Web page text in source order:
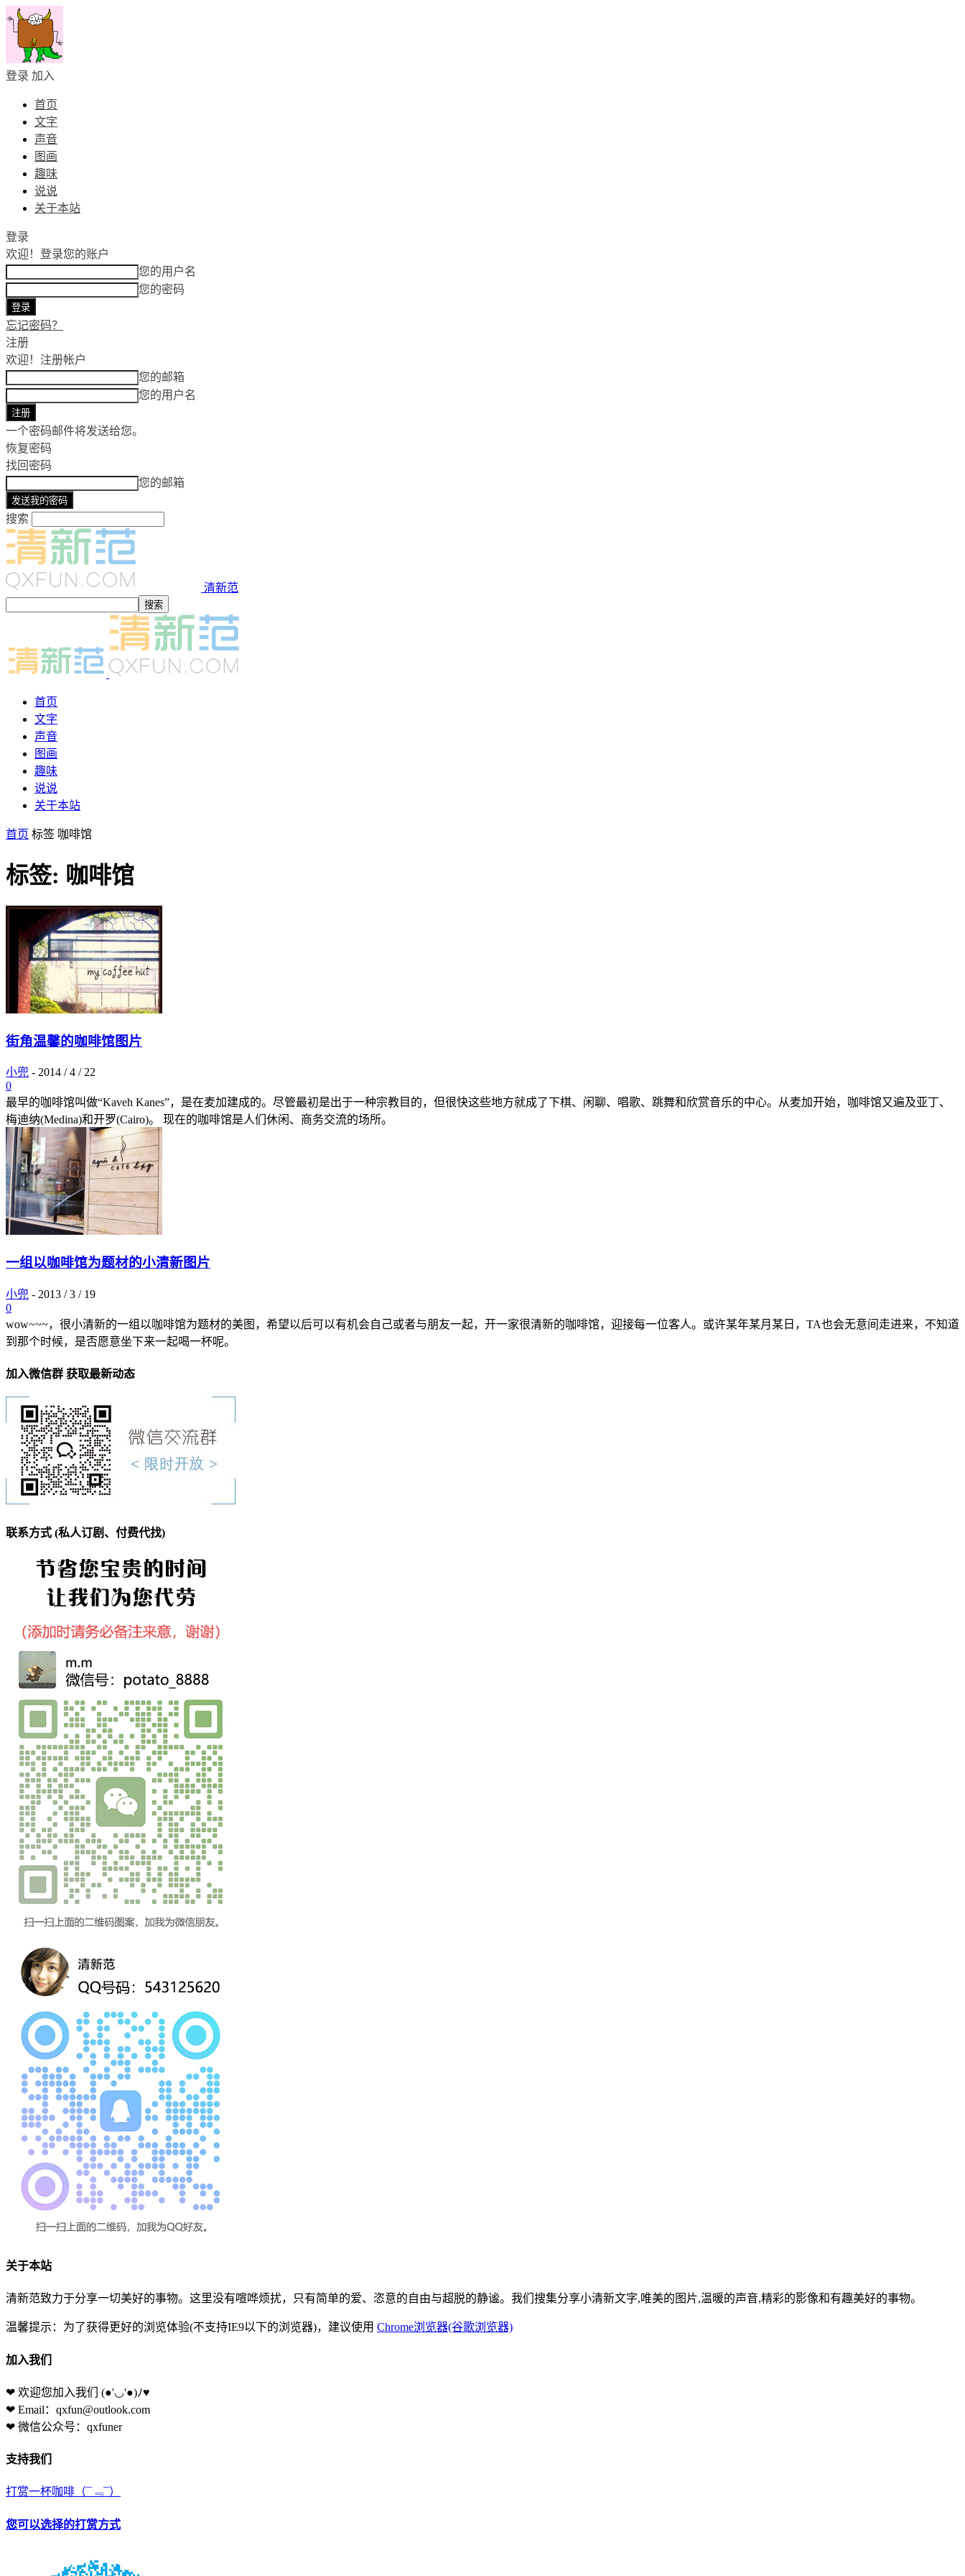
登录 加入
首页
文字
声音
图画
趣味
说说
关于本站
登录
欢迎！ 登录您的账户
您的用户名
您的密码
忘记密码？
注册
欢迎！ 注册帐户
您的邮箱
您的用户名
一个密码邮件将发送给您。
恢复密码
找回密码
您的邮箱
搜索
清新范
首页
文字
声音
图画
趣味
说说
关于本站
首页 标签 咖啡馆
标签: 咖啡馆
街角温馨的咖啡馆图片
小兜 - 2014 / 4 / 22
0
最早的咖啡馆叫做“Kaveh Kanes”，是在麦加建成的。尽管最初是出于一种宗教目的，但很快这些地方就成了下棋、闲聊、唱歌、跳舞和欣赏音乐的中心。从麦加开始，咖啡馆又遍及亚丁、
梅迪纳(Medina)和开罗(Cairo)。 现在的咖啡馆是人们休闲、商务交流的场所。
一组以咖啡馆为题材的小清新图片
小兜 - 2013 / 3 / 19
0
wow~~~，很小清新的一组以咖啡馆为题材的美图，希望以后可以有机会自己或者与朋友一起，开一家很清新的咖啡馆，迎接每一位客人。或许某年某月某日，TA也会无意间走进来，不知道
到那个时候，是否愿意坐下来一起喝一杯呢。
加入微信群 获取最新动态
联系方式 (私人订剧、付费代找)
关于本站
清新范致力于分享一切美好的事物。这里没有喧哗烦扰，只有简单的爱、恣意的自由与超脱的静谧。我们搜集分享小清新文字,唯美的图片,温暖的声音,精彩的影像和有趣美好的事物。
温馨提示：为了获得更好的浏览体验(不支持IE9以下的浏览器)，建议使用 Chrome浏览器(谷歌浏览器)
加入我们
❤ 欢迎您加入我们 (●'◡'●)ﾉ♥
❤ Email：qxfun@outlook.com
❤ 微信公众号：qxfuner
支持我们
打赏一杯咖啡 （¯﹃¯）
您可以选择的打赏方式